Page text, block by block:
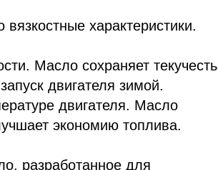
характеристики.
Масло сохраняет текучесть
двигателя зимой.
двигателя. Масло
экономию топлива.
разработанное для